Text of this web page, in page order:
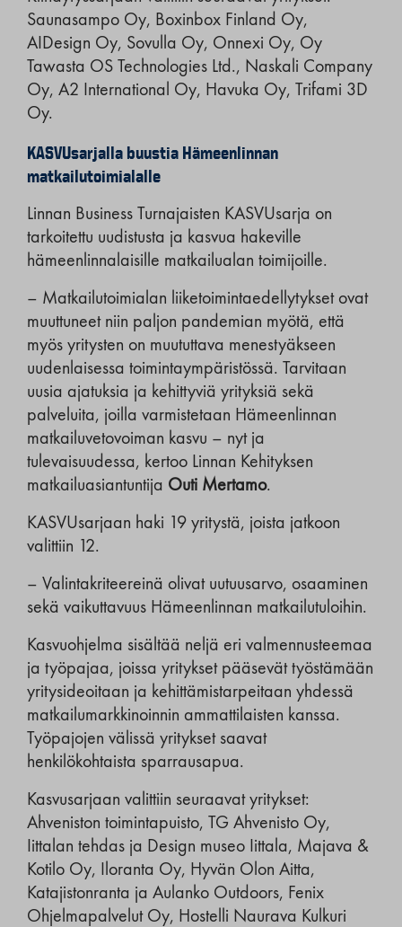
Saunasampo Oy, Boxinbox Finland Oy,
AIDesign Oy, Sovulla Oy, Onnexi Oy, Oy
Tawasta OS Technologies Ltd., Naskali Company
Oy, A2 International Oy, Havuka Oy, Trifami 3D
Oy.
KASVUsarjalla buustia Hämeenlinnan
matkailutoimialalle
Linnan Business Turnajaisten KASVUsarja on
tarkoitettu uudistusta ja kasvua hakeville
hämeenlinnalaisille matkailualan toimijoille.
– Matkailutoimialan liiketoimintaedellytykset ovat
muuttuneet niin paljon pandemian myötä, että
myös yritysten on muututtava menestyäkseen
uudenlaisessa toimintaympäristössä. Tarvitaan
uusia ajatuksia ja kehittyviä yrityksiä sekä
palveluita, joilla varmistetaan Hämeenlinnan
matkailuvetovoiman kasvu – nyt ja
tulevaisuudessa, kertoo Linnan Kehityksen
matkailuasiantuntija Outi Mertamo.
KASVUsarjaan haki 19 yritystä, joista jatkoon
valittiin 12.
– Valintakriteereinä olivat uutuusarvo, osaaminen
sekä vaikuttavuus Hämeenlinnan matkailutuloihin.
Kasvuohjelma sisältää neljä eri valmennusteemaa
ja työpajaa, joissa yritykset pääsevät työstämään
yritysideoitaan ja kehittämistarpeitaan yhdessä
matkailumarkkinoinnin ammattilaisten kanssa.
Työpajojen välissä yritykset saavat
henkilökohtaista sparrausapua.
Kasvusarjaan valittiin seuraavat yritykset:
Ahveniston toimintapuisto, TG Ahvenisto Oy,
Iittalan tehdas ja Design museo Iittala, Majava &
Kotilo Oy, Iloranta Oy, Hyvän Olon Aitta,
Katajistonranta ja Aulanko Outdoors, Fenix
Ohjelmapalvelut Oy, Hostelli Naurava Kulkuri